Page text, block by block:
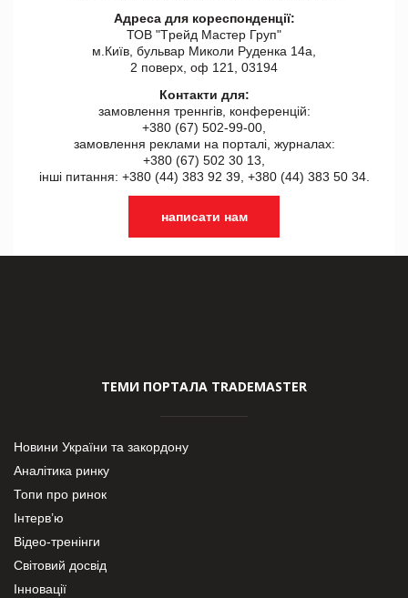
Адреса для кореспонденції:
ТОВ "Tрейд Мастер Груп"
м.Київ, бульвар Миколи Руденка 14а,
2 поверх, оф 121, 03194
Контакти для:
замовлення треннгів, конференцій:
+380 (67) 502-99-00,
замовлення реклами на порталі, журналах:
+380 (67) 502 30 13,
інші питання: +380 (44) 383 92 39, +380 (44) 383 50 34.
написати нам
ТЕМИ ПОРТАЛА TRADEMASTER
Новини України та закордону
Аналітика ринку
Топи про ринок
Інтерв’ю
Відео-тренінги
Світовий досвід
Інновації